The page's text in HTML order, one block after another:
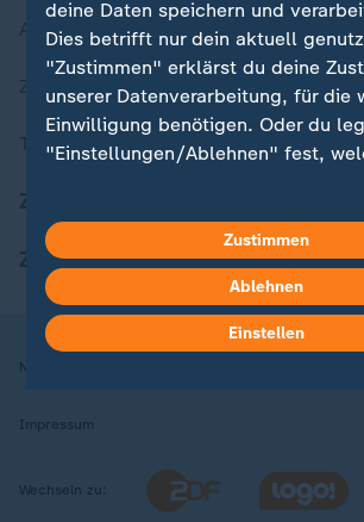
Aktuelle Sendungs-Videos
ZDFheute Stories
Themen im Überblick
ZDFheute Apps
Nutzungsbedingungen
Impressum
Wechseln zu:
deine Daten speichern und
Dies betrifft nur dein aktuell
"Zustimmen" erklärst du deine
unserer Datenverarbeitung, für die
Einwilligung benötigen. Oder du
"Einstellungen/Ablehnen" fest,
kannst du jederzeit mit Wirkung für
in deinen Einstellungen widerrufen
Hier findest du das Impressum.
Weitere Informationen findest du
Zustimmen
Ablehnen
Einstellen